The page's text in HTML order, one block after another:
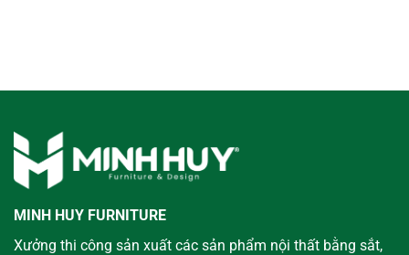
MINH HUY FURNITURE
Xưởng thi công sản xuất các sản phẩm nội thất bằng sắt,